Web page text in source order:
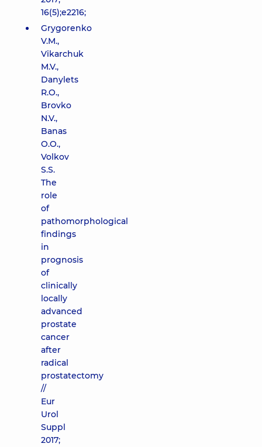
16(5);e2216;
Grygorenko
V.M.,
Vikarchuk
M.V.,
Danylets
R.O.,
Brovko
N.V.,
Banas
O.O.,
Volkov
S.S.
The
role
of
pathomorphological
findings
in
prognosis
of
clinically
locally
advanced
prostate
cancer
after
radical
prostatectomy
//
Eur
Urol
Suppl
2017;